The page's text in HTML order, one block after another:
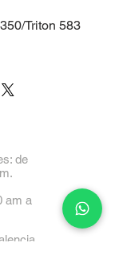
Triton 583
de
am a